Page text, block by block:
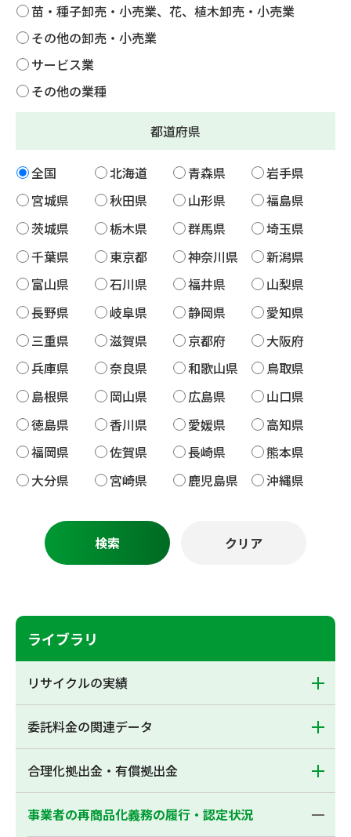
苗・種子卸売・小売業、花、植木卸売・小売業
その他の卸売・小売業
サービス業
その他の業種
都道府県
全国 北海道 青森県
岩手県
宮城県
秋田県 山形県
福島県
茨城県
栃木県 群馬県
埼玉県
千葉県
東京都 神奈川県
新潟県
富山県
石川県 福井県
山梨県
長野県
岐阜県 静岡県
愛知県
三重県
滋賀県 京都府
大阪府
兵庫県
奈良県 和歌山県
鳥取県
島根県
岡山県 広島県
山口県
徳島県
香川県 愛媛県
高知県
福岡県
佐賀県 長崎県
熊本県
大分県
宮崎県 鹿児島県 沖縄県
ライブラリ
リサイクルの実績
委託料金の関連データ
合理化拠出金・有償拠出金
事業者の再商品化義務の履行・認定状況